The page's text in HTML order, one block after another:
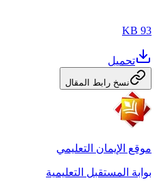
93 KB
تحميل
نسخ رابط المقال
موقع الإيمان التعليمي
بوابة المستقبل التعليمية